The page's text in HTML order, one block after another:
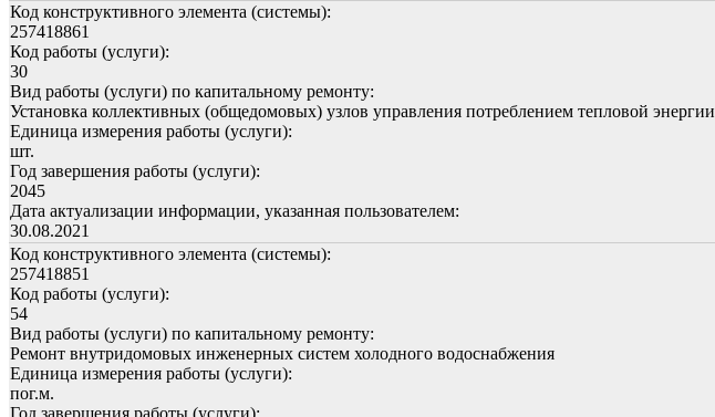
Код конструктивного элемента (системы):
257418861
Код работы (услуги):
30
Вид работы (услуги) по капитальному ремонту:
Установка коллективных (общедомовых) узлов управления потреблением тепловой энергии
Единица измерения работы (услуги):
шт.
Год завершения работы (услуги):
2045
Дата актуализации информации, указанная пользователем:
30.08.2021
Код конструктивного элемента (системы):
257418851
Код работы (услуги):
54
Вид работы (услуги) по капитальному ремонту:
Ремонт внутридомовых инженерных систем холодного водоснабжения
Единица измерения работы (услуги):
пог.м.
Год завершения работы (услуги):